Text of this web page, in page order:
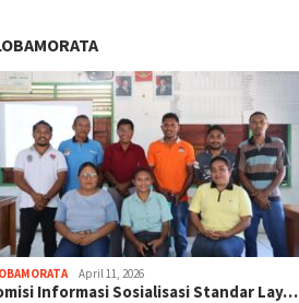
April 11, 2026
Informasi Sosialisasi Standar Lay…